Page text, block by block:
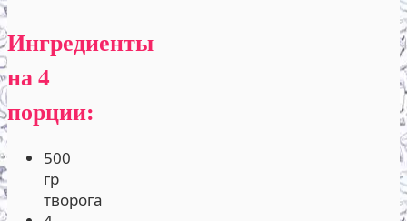
Ингредиенты
на 4
порции:
500
гр
творога